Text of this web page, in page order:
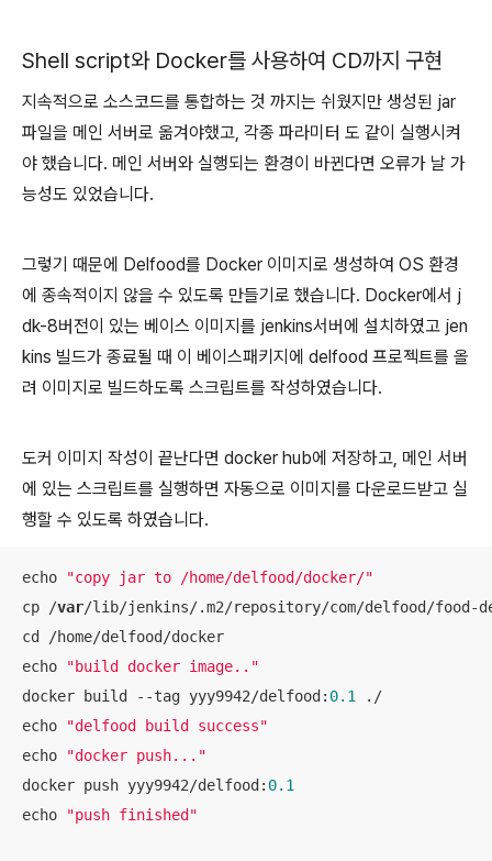
Shell script와 Docker를 사용하여 CD까지 구현
지속적으로 소스코드를 통합하는 것 까지는 쉬웠지만 생성된 jar
파일을 메인 서버로 옮겨야했고, 각종 파라미터 도 같이 실행시켜
야 했습니다. 메인 서버와 실행되는 환경이 바뀐다면 오류가 날 가
능성도 있었습니다.
그렇기 때문에 Delfood를 Docker 이미지로 생성하여 OS 환경
에 종속적이지 않을 수 있도록 만들기로 했습니다. Docker에서 j
dk-8버전이 있는 베이스 이미지를 jenkins서버에 설치하였고 jen
kins 빌드가 종료될 때 이 베이스패키지에 delfood 프로젝트를 올
려 이미지로 빌드하도록 스크립트를 작성하였습니다.
도커 이미지 작성이 끝난다면 docker hub에 저장하고, 메인 서버
에 있는 스크립트를 실행하면 자동으로 이미지를 다운로드받고 실
행할 수 있도록 하였습니다.
echo
"copy jar to /home/delfood/docker/"
cp /var/lib/jenkins/.m2/repository/com/delfood/food-
cd /home/delfood/docker
echo
"build docker image.."
docker build --tag yyy9942/delfood: 0.1
./
echo
"delfood build success"
echo
"docker push..."
docker push yyy9942/delfood: 0.1
echo
"push finished"